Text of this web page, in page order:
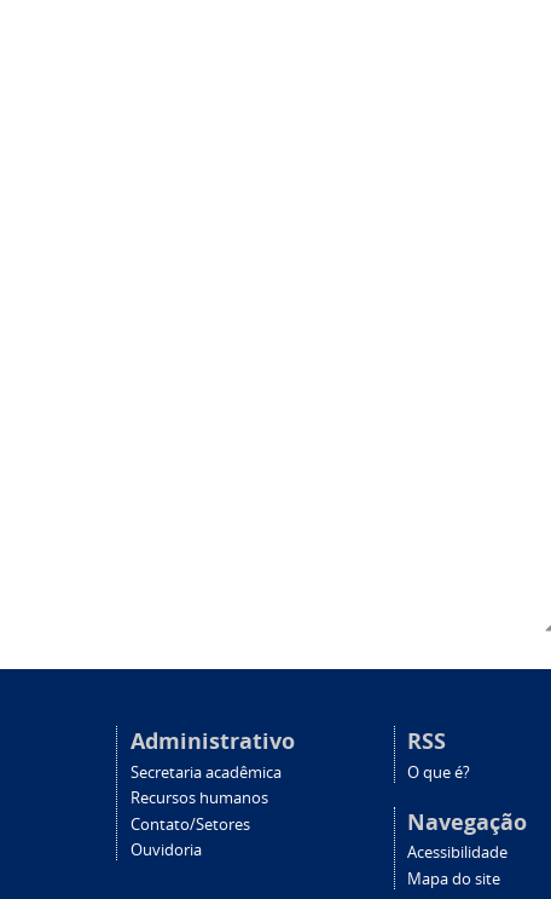
Administrativo
Secretaria acadêmica
Recursos humanos
Contato/Setores
Ouvidoria
RSS
O que é?
Navegação
Acessibilidade
Mapa do site